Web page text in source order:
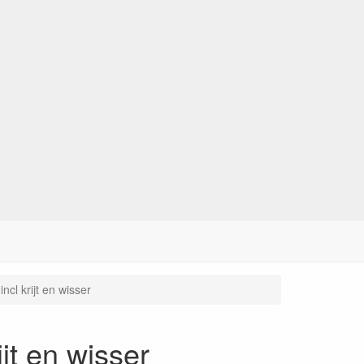
krijt en wisser
en wisser